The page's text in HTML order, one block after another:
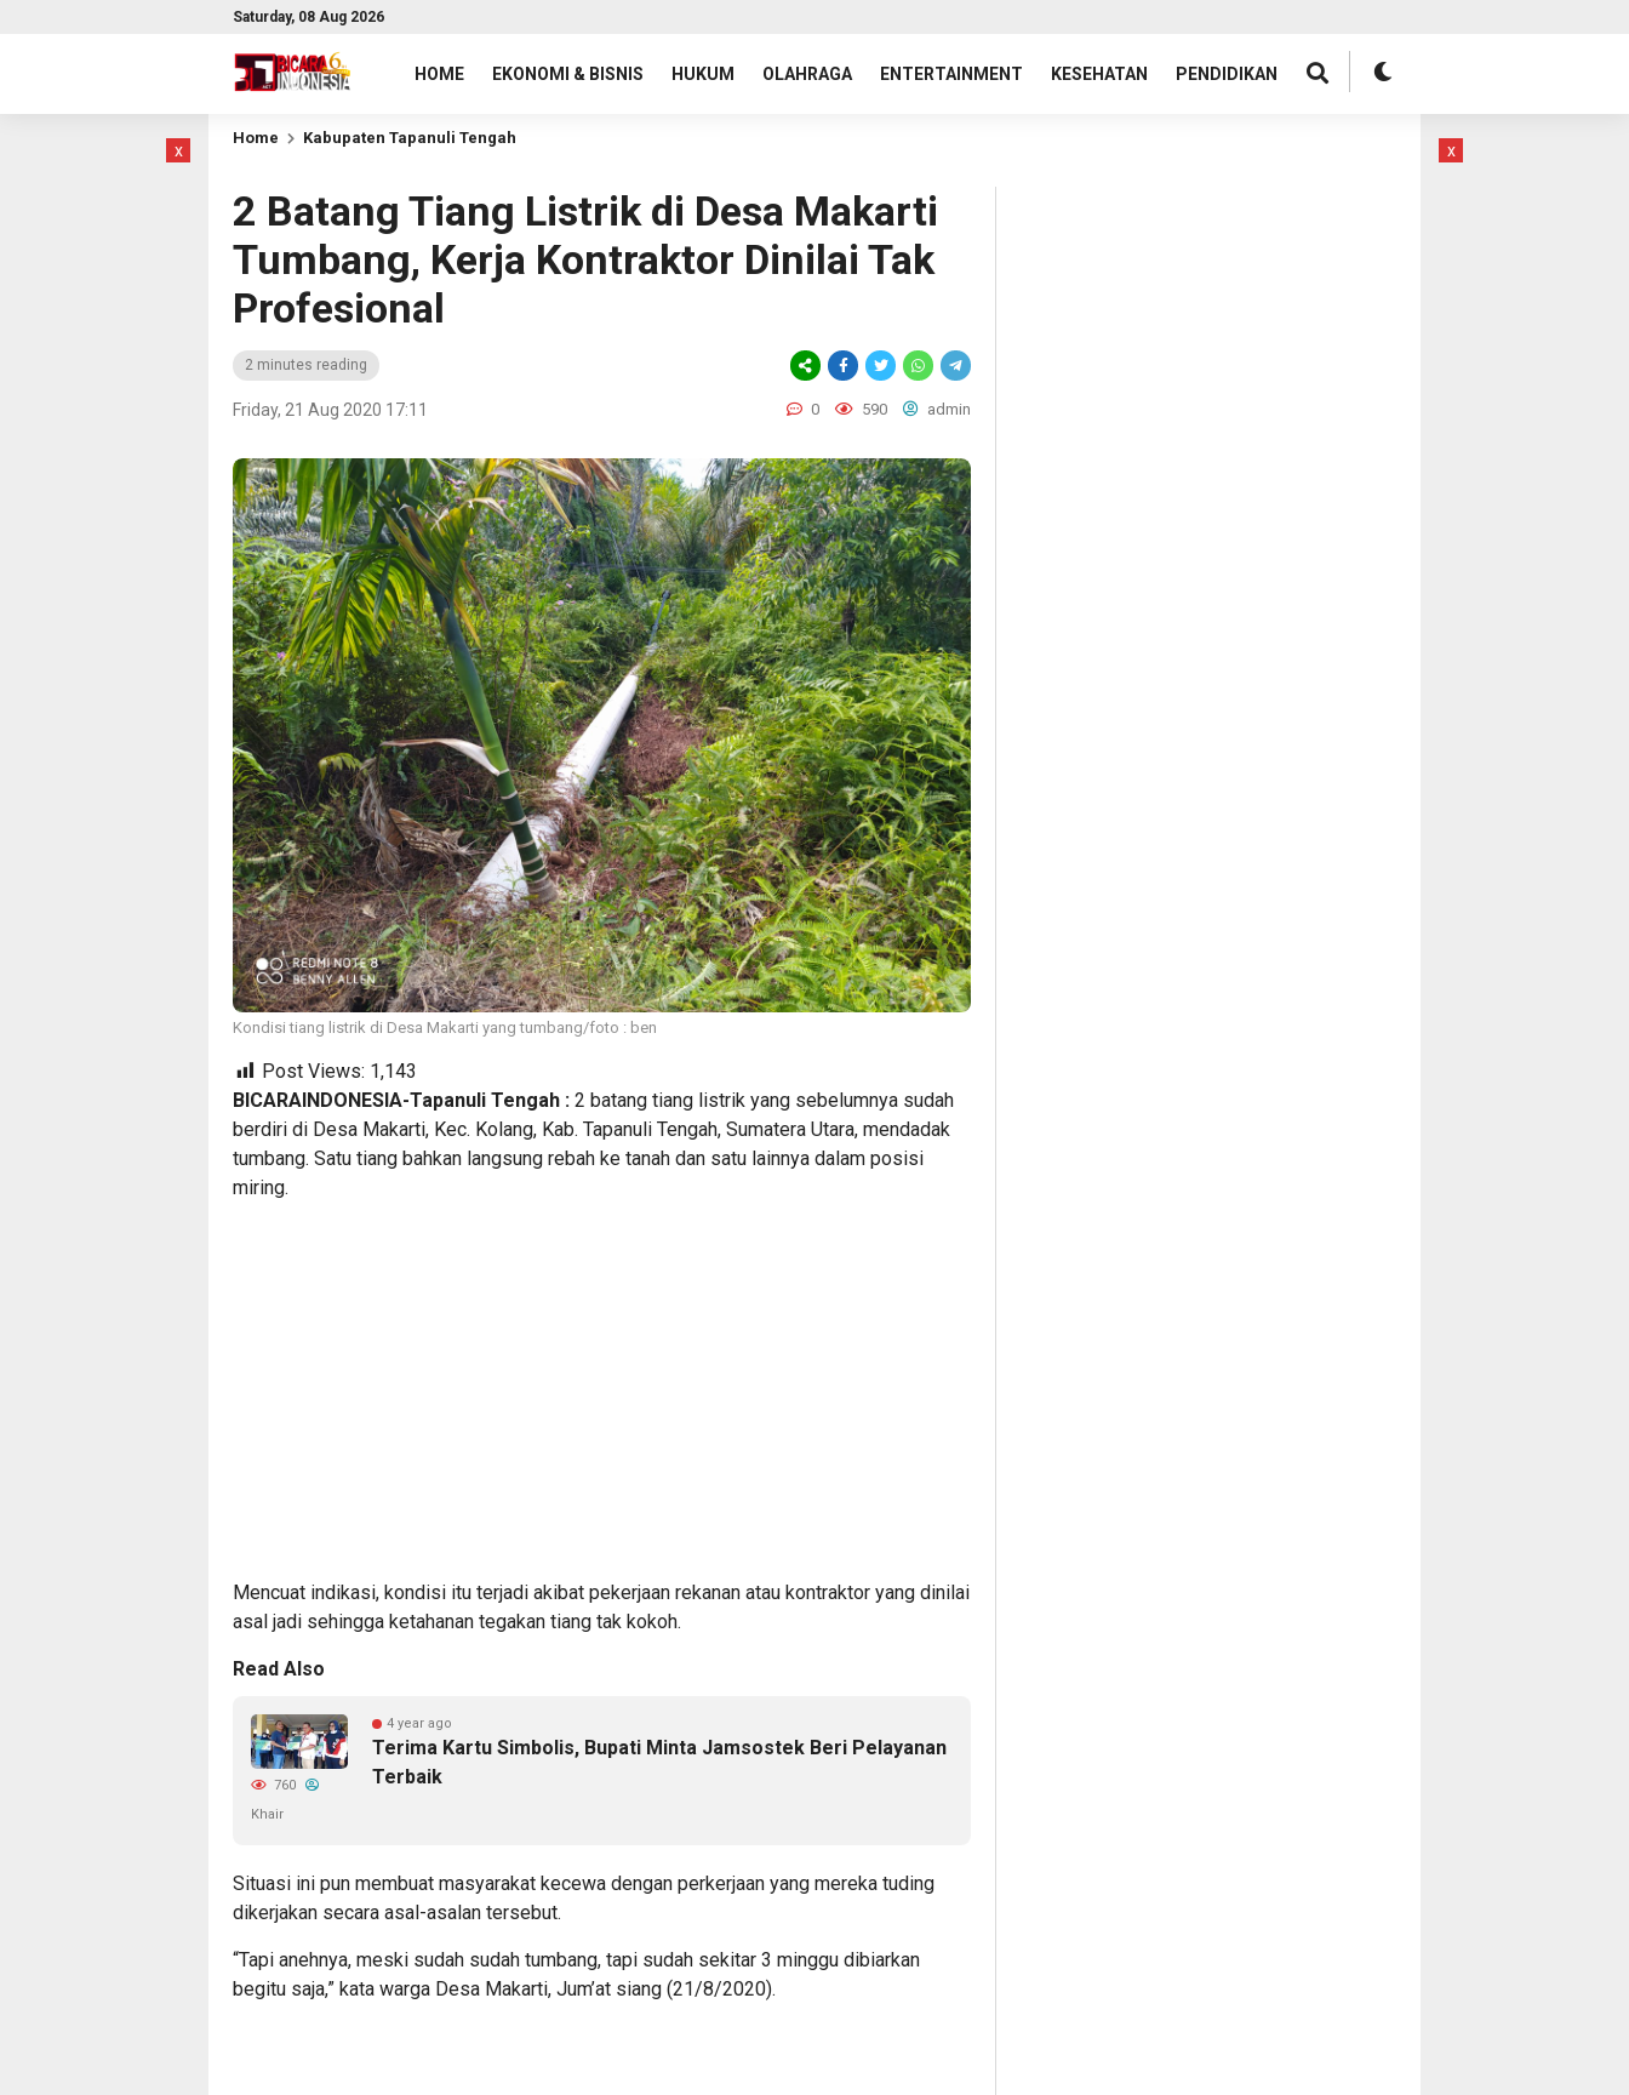
Saturday, 08 Aug 2026
HOME EKONOMI & BISNIS HUKUM OLAHRAGA ENTERTAINMENT KESEHATAN PENDIDIKAN
x
Home Kabupaten Tapanuli Tengah
2 Batang Tiang Listrik di Desa Makarti
Tumbang, Kerja Kontraktor Dinilai Tak
Profesional
2 minutes reading
Friday, 21 Aug 2020 17:11 0 590 admin
Kondisi tiang listrik di Desa Makarti yang tumbang/foto : ben
Post Views: 1,143
BICARAINDONESIA-Tapanuli Tengah : 2 batang tiang listrik yang sebelumnya sudah
berdiri di Desa Makarti, Kec. Kolang, Kab. Tapanuli Tengah, Sumatera Utara, mendadak
tumbang. Satu tiang bahkan langsung rebah ke tanah dan satu lainnya dalam posisi
miring.
Mencuat indikasi, kondisi itu terjadi akibat pekerjaan rekanan atau kontraktor yang dinilai
asal jadi sehingga ketahanan tegakan tiang tak kokoh.
Read Also
4 year ago
Terima Kartu Simbolis, Bupati Minta Jamsostek Beri Pelayanan
Terbaik
760
Khair
Situasi ini pun membuat masyarakat kecewa dengan perkerjaan yang mereka tuding
dikerjakan secara asal-asalan tersebut.
“Tapi anehnya, meski sudah sudah tumbang, tapi sudah sekitar 3 minggu dibiarkan
begitu saja,” kata warga Desa Makarti, Jum’at siang (21/8/2020).
x